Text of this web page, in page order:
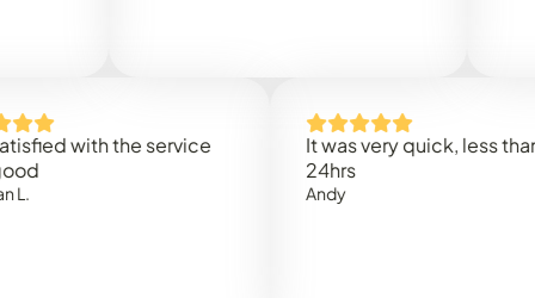
with the service
It was very quick, less than